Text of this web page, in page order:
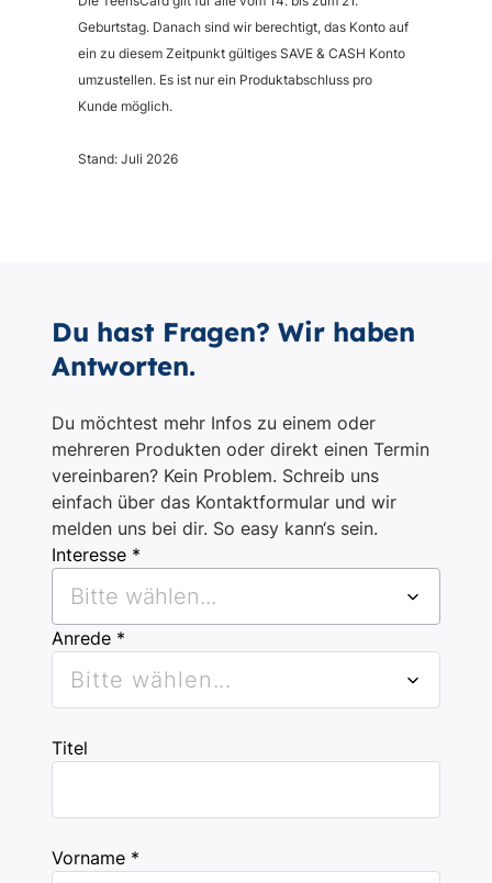
Du hast Fragen? Wir haben
Antworten.
Du möchtest mehr Infos zu einem oder
mehreren Produkten oder direkt einen Termin
vereinbaren? Kein Problem. Schreib uns
einfach über das Kontaktformular und wir
melden uns bei dir. So easy kann‘s sein.
Interesse *
Bitte wählen...
Anrede *
Bitte wählen...
Titel
Vorname *